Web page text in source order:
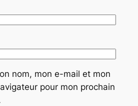
nom, mon e-mail et mon
pour mon prochain